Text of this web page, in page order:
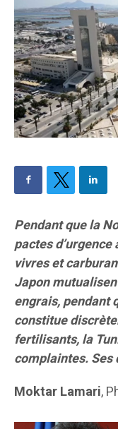
Pendant que la
pactes
vivres et
Japon
engrais, pendant
constitue
fertilisants, la
complaintes. Ses
Moktar Lamari,